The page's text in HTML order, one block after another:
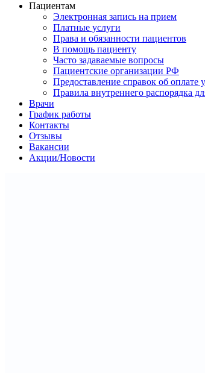
Пациентам
Электронная запись на прием
Платные услуги
Права и обязанности пациентов
В помощь пациенту
Часто задаваемые вопросы
Пациентские организации РФ
Предоставление справок об оплате
Правила внутреннего распорядка
Врачи
График работы
Контакты
Отзывы
Вакансии
Акции/Новости